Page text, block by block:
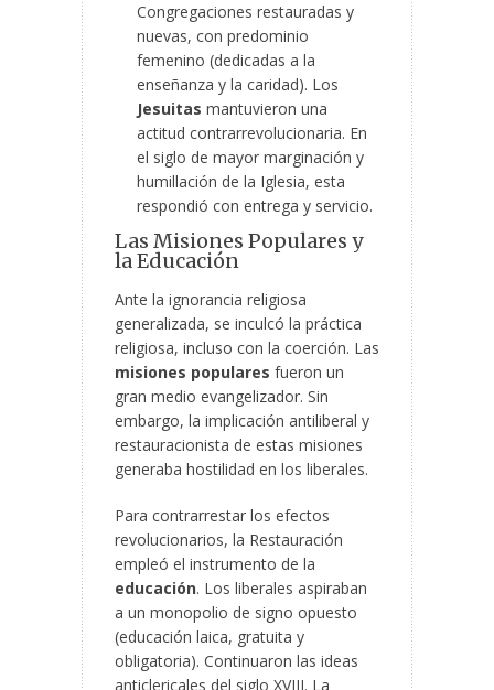
Congregaciones restauradas y
nuevas, con predominio
femenino (dedicadas a la
enseñanza y la caridad). Los
Jesuitas mantuvieron una
actitud contrarrevolucionaria. En
el siglo de mayor marginación y
humillación de la Iglesia, esta
respondió con entrega y servicio.
Las Misiones Populares y
la Educación
Ante la ignorancia religiosa
generalizada, se inculcó la práctica
religiosa, incluso con la coerción. Las
misiones populares fueron un
gran medio evangelizador. Sin
embargo, la implicación antiliberal y
restauracionista de estas misiones
generaba hostilidad en los liberales.
Para contrarrestar los efectos
revolucionarios, la Restauración
empleó el instrumento de la
educación. Los liberales aspiraban
a un monopolio de signo opuesto
(educación laica, gratuita y
obligatoria). Continuaron las ideas
anticlericales del siglo XVIII. La